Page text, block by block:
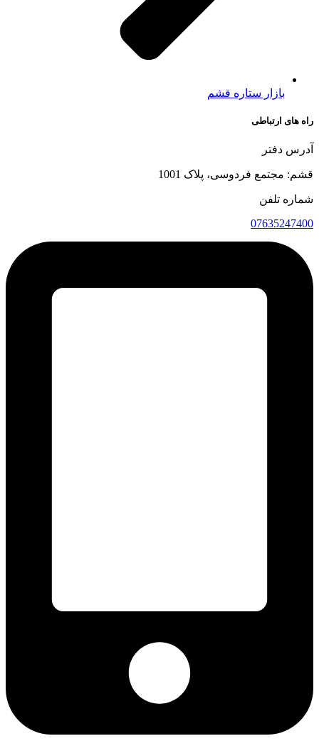
بازار ستاره قشم
راه های ارتباطی
آدرس دفتر
قشم: مجتمع فردوسی، پلاک 1001
شماره تلفن
07635247400